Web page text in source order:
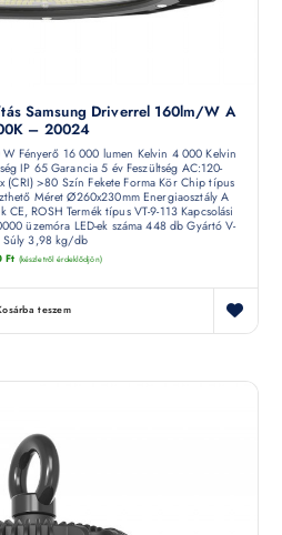
Samsung Driverrel 160lm/W A
– 20024
Fényerő 16 000 lumen Kelvin 4 000 Kelvin
IP 65 Garancia 5 év Feszültség AC:120-
(CRI) >80 Szín Fekete Forma Kör Chip típus
Méret Ø260x230mm Energiaosztály A
ROSH Termék típus VT-9-113 Kapcsolási
üzemóra LED-ek száma 448 db Gyártó V-
Súly 3,98 kg/db
Ft (készletről érdeklődjön)
teszem